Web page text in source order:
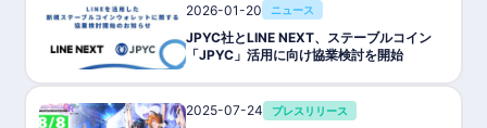
2026-01-20 ニュース
JPYC社とLINE NEXT、ステーブルコイン
「JPYC」活用に向け協業検討を開始
2025-07-24 プレスリリース